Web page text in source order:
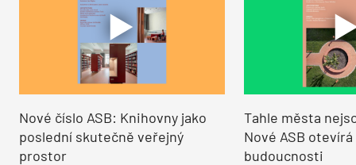
Nové číslo ASB: Knihovny jako
poslední skutečně veřejný
prostor
Tahle města
Nové ASB
budoucnosti